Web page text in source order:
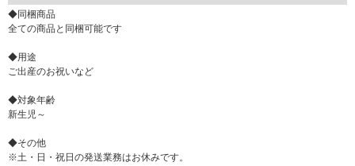
◆同梱商品
全ての商品と同梱可能です
◆用途
ご出産のお祝いなど
◆対象年齢
新生児～
◆その他
※土・日・祝日の発送業務はお休みです。